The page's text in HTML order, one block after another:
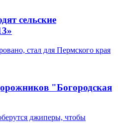
сельские
стал для Пермского края
"Богородская
джиперы, чтобы